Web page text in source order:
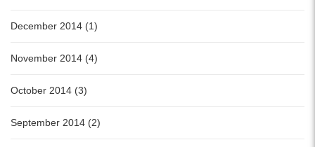
December 2014 (1)
November 2014 (4)
October 2014 (3)
September 2014 (2)